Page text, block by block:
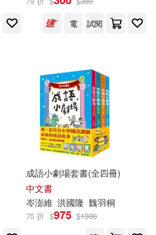
電
試閱
成語小劇場套書(全四冊)
中文書
岑澎維 洪國隆 魏羽桐
75 折 $975 $1300